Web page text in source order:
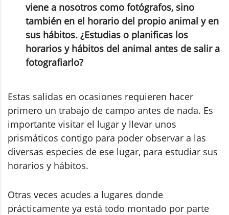
viene a nosotros como fotógrafos, sino
también en el horario del propio animal y en
sus hábitos. ¿Estudias o planificas los
horarios y hábitos del animal antes de salir a
fotografiarlo?
Estas salidas en ocasiones requieren hacer
primero un trabajo de campo antes de nada. Es
importante visitar el lugar y llevar unos
prismáticos contigo para poder observar a las
diversas especies de ese lugar, para estudiar sus
horarios y hábitos.
Otras veces acudes a lugares donde
prácticamente ya está todo montado por parte